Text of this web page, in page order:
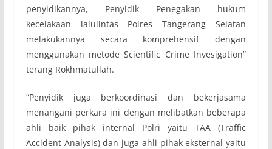
penyidikannya, Penyidik Penegakan hukum
kecelakaan lalulintas Polres Tangerang Selatan
melakukannya secara komprehensif dengan
menggunakan metode Scientific Crime Invesigation”
terang Rokhmatullah.
“Penyidik juga berkoordinasi dan bekerjasama
menangani perkara ini dengan melibatkan beberapa
ahli baik pihak internal Polri yaitu TAA (Traffic
Accident Analysis) dan juga ahli pihak eksternal yaitu